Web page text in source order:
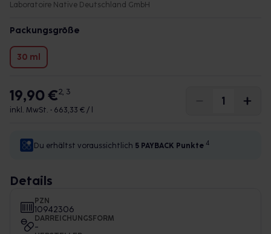
Laboratoire Native Deutschland GmbH
Packungsgröße
30 ml
19,90 €2, 3
inkl. MwSt. • 663,33 € / l
Du erhältst voraussichtlich 5 PAYBACK Punkte 4
Details
PZN
10942306
DARREICHUNGSFORM
-